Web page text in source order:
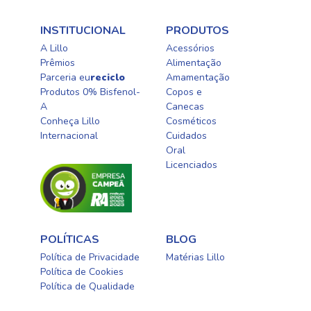
INSTITUCIONAL
A Lillo
Prêmios
Parceria eureciclo
Produtos 0% Bisfenol-
A
Conheça Lillo
Internacional
PRODUTOS
Acessórios
Alimentação
Amamentação
Copos e
Canecas
Cosméticos
Cuidados
Oral​
Licenciados​
POLÍTICAS
Política de Privacidade
Política de Cookies
Política de Qualidade
BLOG
Matérias Lillo